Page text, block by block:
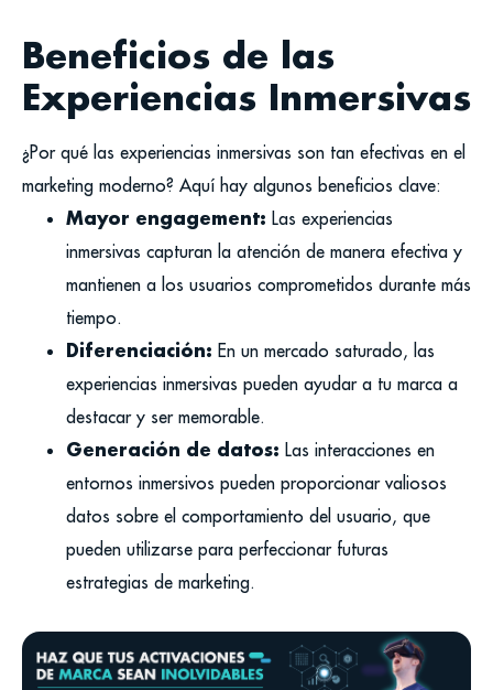
Beneficios de las
Experiencias Inmersivas
¿Por qué las experiencias inmersivas son tan efectivas en el
marketing moderno? Aquí hay algunos beneficios clave:
Mayor engagement: Las experiencias
inmersivas capturan la atención de manera efectiva y
mantienen a los usuarios comprometidos durante más
tiempo.
Diferenciación: En un mercado saturado, las
experiencias inmersivas pueden ayudar a tu marca a
destacar y ser memorable.
Generación de datos: Las interacciones en
entornos inmersivos pueden proporcionar valiosos
datos sobre el comportamiento del usuario, que
pueden utilizarse para perfeccionar futuras
estrategias de marketing.